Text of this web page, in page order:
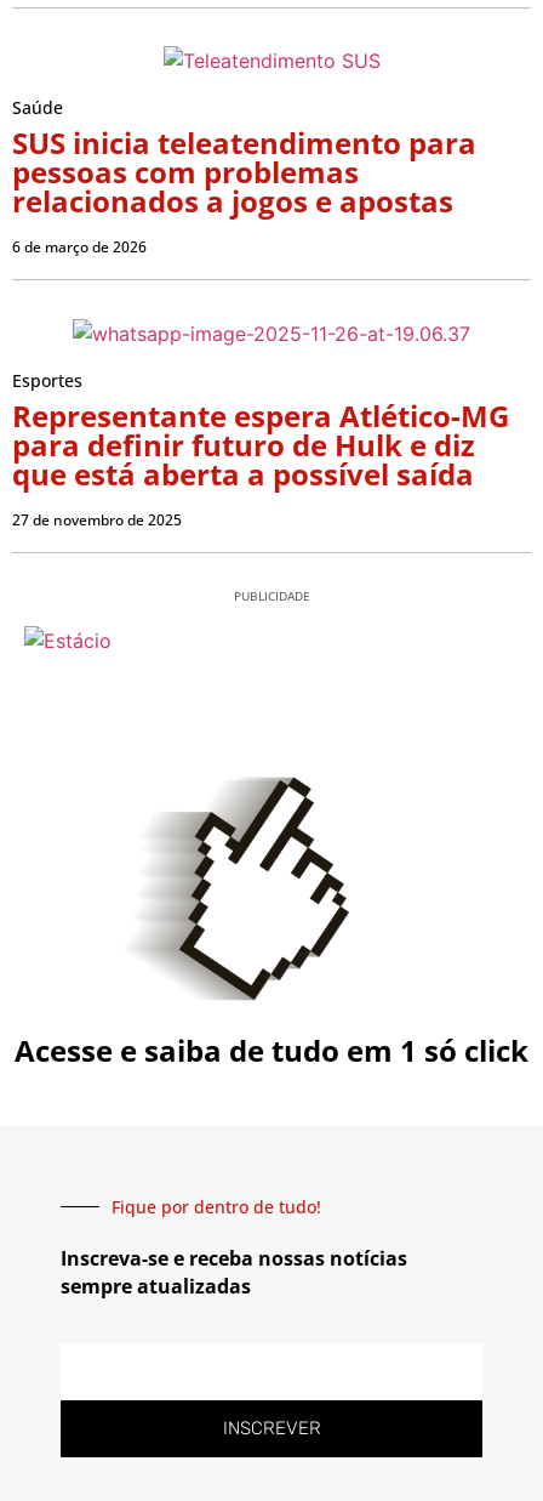
Saúde
SUS inicia teleatendimento para
pessoas com problemas
relacionados a jogos e apostas
6 de março de 2026
Esportes
Representante espera Atlético-MG
para definir futuro de Hulk e diz
que está aberta a possível saída
27 de novembro de 2025
PUBLICIDADE
Acesse e saiba de tudo em 1 só click
Fique por dentro de tudo!
Inscreva-se e receba nossas notícias
sempre atualizadas
INSCREVER